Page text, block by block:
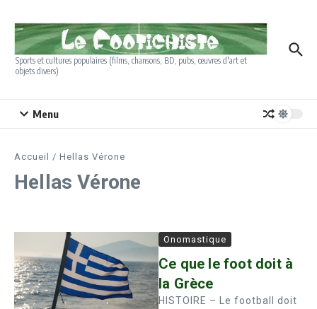
Sports et cultures populaires (films, chansons, BD, pubs, œuvres d'art et
objets divers)
Menu
Accueil / Hellas Vérone
Hellas Vérone
Onomastique
Ce que le foot doit à
la Grèce
HISTOIRE – Le football doit